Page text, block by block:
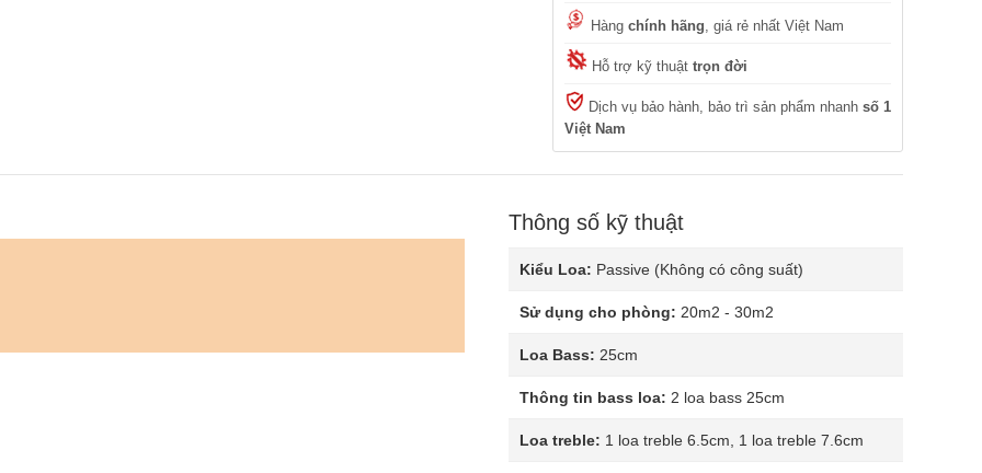
Hàng chính hãng, giá rẻ nhất Việt Nam
Hỗ trợ kỹ thuật trọn đời
Dịch vụ bảo hành, bảo trì sản phẩm nhanh số 1
Việt Nam
Thông số kỹ thuật
Kiểu Loa: Passive (Không có công suất)
Sử dụng cho phòng: 20m2 - 30m2
Loa Bass: 25cm
Thông tin bass loa: 2 loa bass 25cm
Loa treble: 1 loa treble 6.5cm, 1 loa treble 7.6cm